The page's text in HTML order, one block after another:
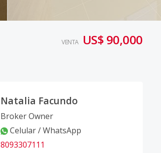
VENTA US$ 90,000
Natalia Facundo
Broker Owner
Celular / WhatsApp
8093307111